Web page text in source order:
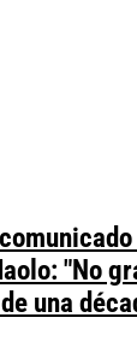
"No
una